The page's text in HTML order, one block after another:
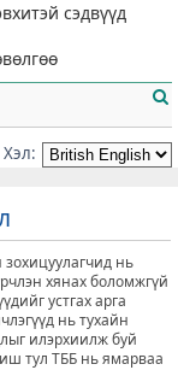
сэдвүүд
а
Хэл:
нь
хянах боломжгүй
устгах арга
нь тухайн
илэрхиилж буй
тул ТББ нь ямарваа